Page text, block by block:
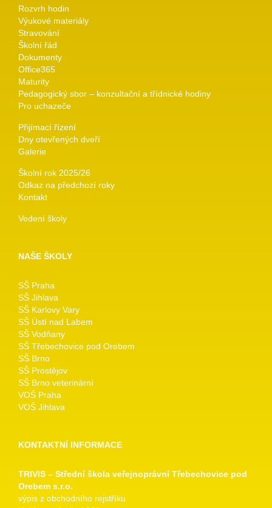
Rozvrh hodin
Výukové materiály
Stravování
Školní řád
Dokumenty
Office365
Maturity
Pedagogický sbor – konzultační a třídnické hodiny
Pro uchazeče
Přijímací řízení
Dny otevřených dveří
Galerie
Školní rok 2025/26
Odkaz na předchozí roky
Kontakt
Vedení školy
NAŠE ŠKOLY
SŠ Praha
SŠ Jihlava
SŠ Karlovy Vary
SŠ Ústí nad Labem
SŠ Vodňany
SŠ Třebechovice pod Orebem
SŠ Brno
SŠ Prostějov
SŠ Brno veterinární
VOŠ Praha
VOŠ Jihlava
KONTAKTNÍ INFORMACE
TRIVIS – Střední škola veřejnoprávní Třebechovice pod
Orebem s.r.o.
výpis z obchodního rejstříku